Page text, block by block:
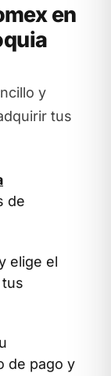
en
y
tus
de
elige el
de pago y